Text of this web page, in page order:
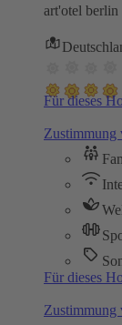
art'otel berlin
Für dieses
Zustimmung
Für dieses
Zustimmung